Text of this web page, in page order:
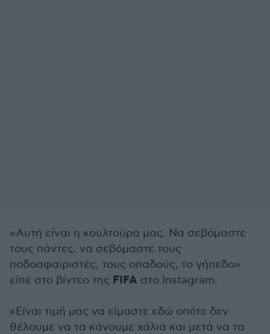
«Αυτή είναι η κουλτούρα μας. Να σεβόμαστε
τους πάντες, να σεβόμαστε τους
ποδοσφαιριστές, τους οπαδούς, το γήπεδο»
είπε στο βίντεο της FIFA στο Instagram.
«Είναι τιμή μας να είμαστε εδώ οπότε δεν
θέλουμε να τα κάνουμε χάλια και μετά να τα